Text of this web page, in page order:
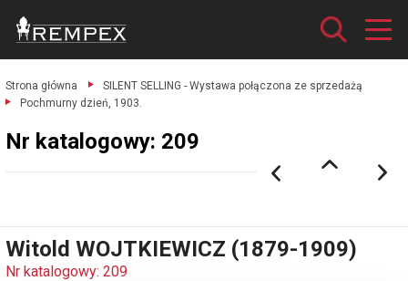
Strona główna
SILENT SELLING - Wystawa połączona ze sprzedażą
Pochmurny dzień, 1903.
Nr katalogowy: 209
Witold WOJTKIEWICZ (1879-1909)
Nr katalogowy: 209